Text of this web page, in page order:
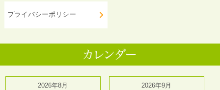
プライバシーポリシー
2026年8月
2026年9月